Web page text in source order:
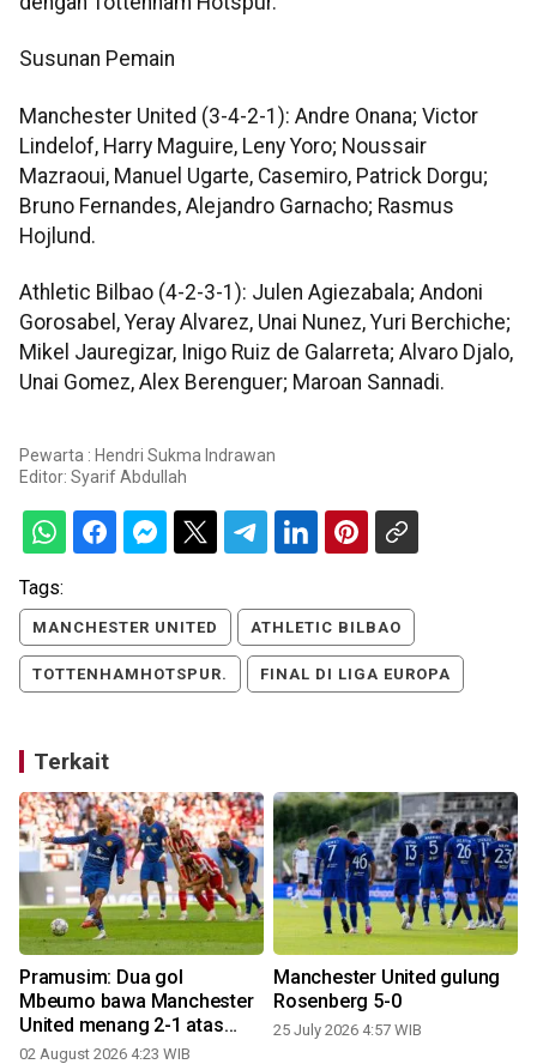
Susunan Pemain
Manchester United (3-4-2-1): Andre Onana; Victor
Lindelof, Harry Maguire, Leny Yoro; Noussair
Mazraoui, Manuel Ugarte, Casemiro, Patrick Dorgu;
Bruno Fernandes, Alejandro Garnacho; Rasmus
Hojlund.
Athletic Bilbao (4-2-3-1): Julen Agiezabala; Andoni
Gorosabel, Yeray Alvarez, Unai Nunez, Yuri Berchiche;
Mikel Jauregizar, Inigo Ruiz de Galarreta; Alvaro Djalo,
Unai Gomez, Alex Berenguer; Maroan Sannadi.
Pewarta : Hendri Sukma Indrawan
Editor: Syarif Abdullah
Tags:
MANCHESTER UNITED ATHLETIC BILBAO
TOTTENHAMHOTSPUR. FINAL DI LIGA EUROPA
Terkait
Pramusim: Dua gol
Mbeumo bawa Manchester
United menang 2-1 atas
Atletico Madrid
02 August 2026 4:23 WIB
Manchester United gulung
Rosenberg 5-0
25 July 2026 4:57 WIB